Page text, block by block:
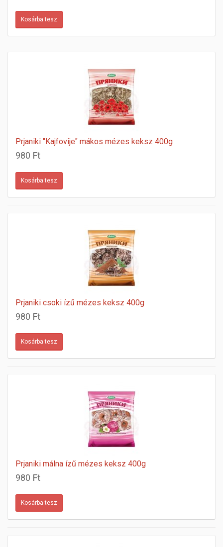
Prjaniki "Kajfovije" mákos mézes keksz 400g
980 Ft
Prjaniki csoki ízű mézes keksz 400g
980 Ft
Prjaniki málna ízű mézes keksz 400g
980 Ft